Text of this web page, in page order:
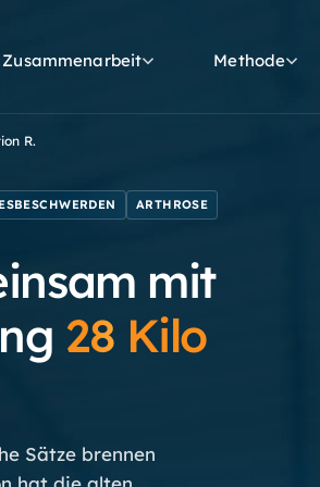
Zusammenarbeit Methode
R.
ARTHROSE
mit
28 Kilo
Sätze brennen